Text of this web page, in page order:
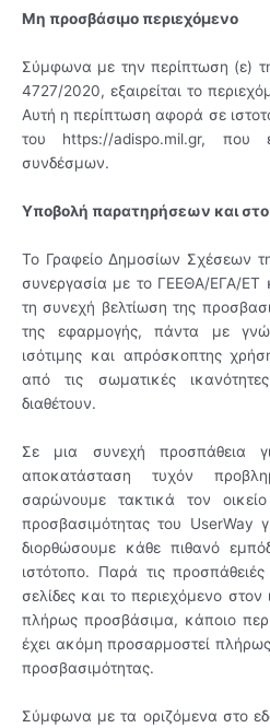
Μη προσβάσιμο περιεχόμενο
Σύμφωνα με την περίπτωση (ε)
4727/2020, εξαιρείται το
Αυτή η περίπτωση αφορά σε
του https://adispo.mil.gr, που
συνδέσμων.
Υποβολή παρατηρήσεων και
To Γραφείο Δημοσίων Σχέσεων
συνεργασία με το ΓΕΕΘΑ/ΕΓΑ/ΕΤ
τη συνεχή βελτίωση της
της εφαρμογής, πάντα με
ισότιμης και απρόσκοπτης
από τις σωματικές
διαθέτουν.
Σε μια συνεχή προσπάθεια
αποκατάσταση τυχόν
σαρώνουμε τακτικά τον
προσβασιμότητας του UserWay
διορθώσουμε κάθε πιθανό
ιστότοπο. Παρά τις
σελίδες και το περιεχόμενο
πλήρως προσβάσιμα, κάποιο
έχει ακόμη προσαρμοστεί
προσβασιμότητας.
Σύμφωνα με τα οριζόμενα στο